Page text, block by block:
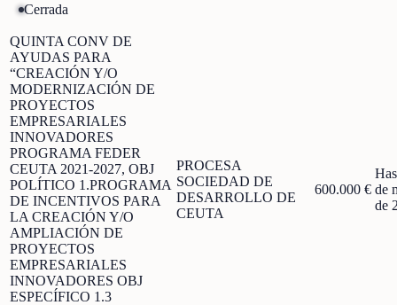
Cerrada
QUINTA CONV DE
AYUDAS PARA
“CREACIÓN Y/O
MODERNIZACIÓN DE
PROYECTOS
EMPRESARIALES
INNOVADORES
PROGRAMA FEDER
CEUTA 2021-2027, OBJ
POLÍTICO 1.PROGRAMA
DE INCENTIVOS PARA
LA CREACIÓN Y/O
AMPLIACIÓN DE
PROYECTOS
EMPRESARIALES
INNOVADORES OBJ
ESPECÍFICO 1.3
PROCESA
SOCIEDAD DE
DESARROLLO DE
CEUTA
600.000 € de
de